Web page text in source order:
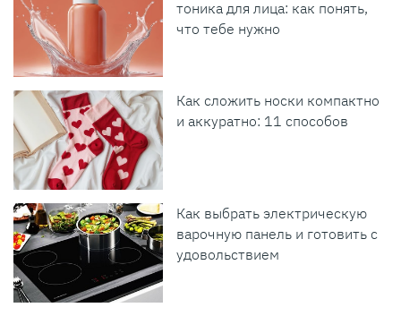
тоника для лица: как понять,
что тебе нужно
Как сложить носки компактно
и аккуратно: 11 способов
Как выбрать электрическую
варочную панель и готовить с
удовольствием